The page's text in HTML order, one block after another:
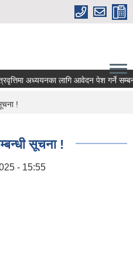
अध्ययनका लागि आवेदन पेश गर्ने
!
सूचना !
- 15:55